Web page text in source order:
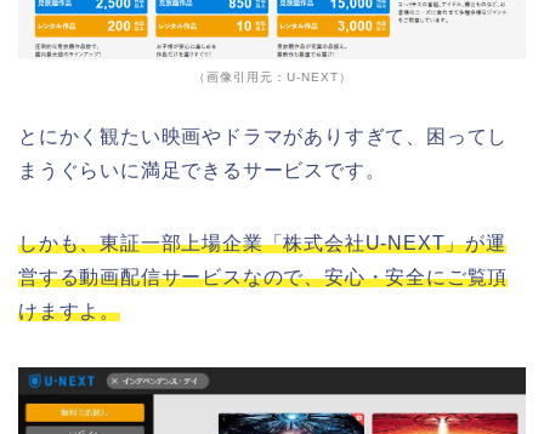
（画像引用元：U-NEXT）
とにかく観たい映画やドラマがありすぎて、困ってし
まうぐらいに満足できるサービスです。
しかも、東証一部上場企業「株式会社U-NEXT」が運
営する動画配信サービスなので、安心・安全にご覧頂
けますよ。